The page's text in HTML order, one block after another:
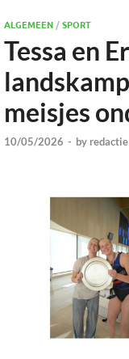
ALGEMEEN/SPORT
Tessa en
meisjes
10/05/2026 - by redactie